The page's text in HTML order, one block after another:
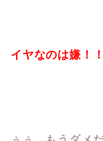
イヤなのは嫌！！